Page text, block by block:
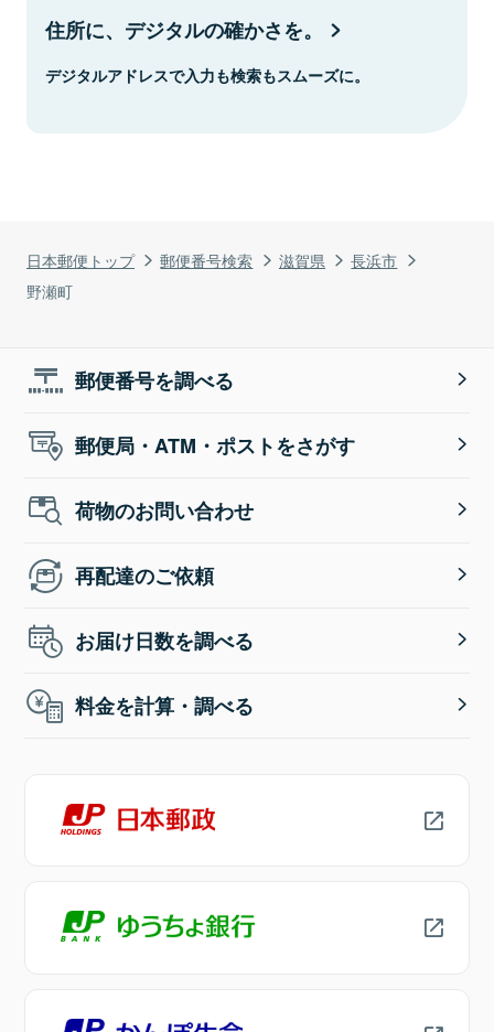
日本郵便トップ 郵便番号検索 滋賀県
長浜市
野瀬町
住所に、デジタルの確かさを。
デジタルアドレスで入力も検索もスムーズに。
郵便番号を調べる
郵便局・ATM・ポストをさがす
荷物のお問い合わせ
再配達のご依頼
お届け日数を調べる
料金を計算・調べる